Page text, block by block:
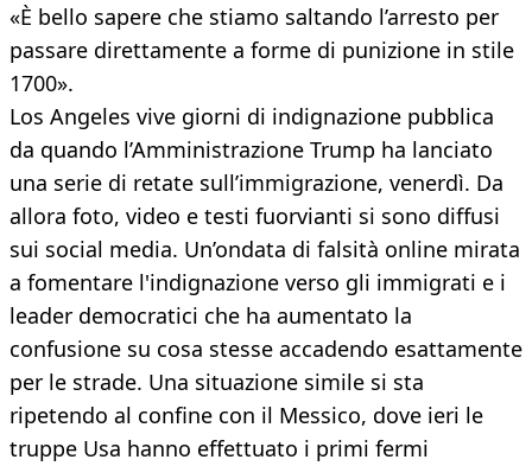
«È bello sapere che stiamo saltando l’arresto per
passare direttamente a forme di punizione in stile
1700».
Los Angeles vive giorni di indignazione pubblica
da quando l’Amministrazione Trump ha lanciato
una serie di retate sull’immigrazione, venerdì. Da
allora foto, video e testi fuorvianti si sono diffusi
sui social media. Un’ondata di falsità online mirata
a fomentare l'indignazione verso gli immigrati e i
leader democratici che ha aumentato la
confusione su cosa stesse accadendo esattamente
per le strade. Una situazione simile si sta
ripetendo al confine con il Messico, dove ieri le
truppe Usa hanno effettuato i primi fermi